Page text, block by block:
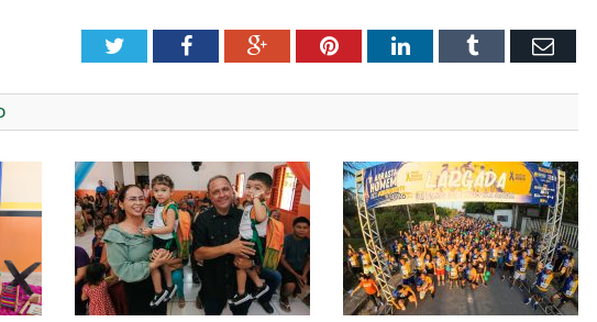
TwitterFacebookGoogle+PinterestLinkedInTumblr Email